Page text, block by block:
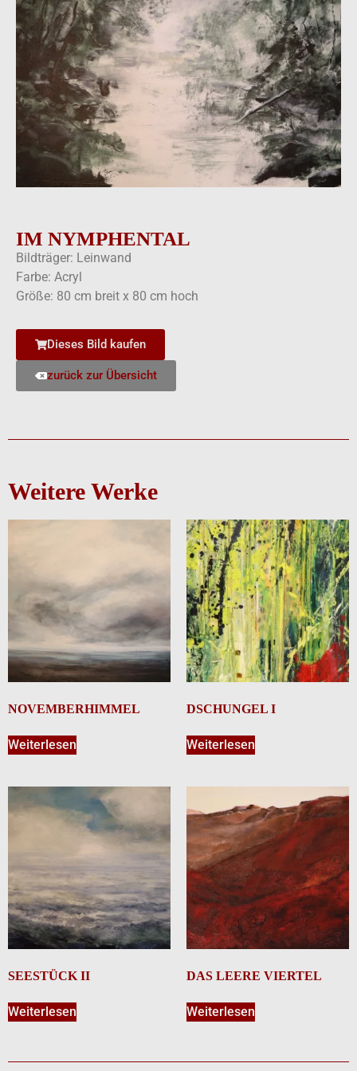
IM NYMPHENTAL
Bildträger: Leinwand
Farbe: Acryl
Größe: 80 cm breit x 80 cm hoch
Dieses Bild kaufen
zurück zur Übersicht
Weitere Werke
NOVEMBERHIMMEL
Weiterlesen
DSCHUNGEL I
Weiterlesen
SEESTÜCK II
Weiterlesen
DAS LEERE VIERTEL
Weiterlesen